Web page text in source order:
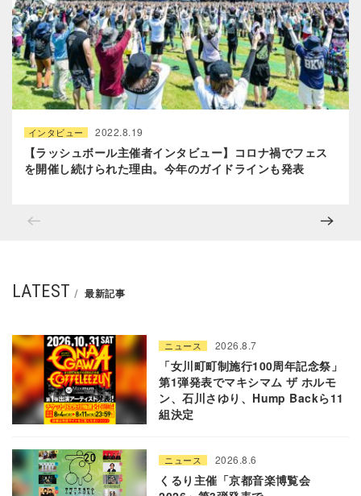
インタビュー 2022.8.19
【ラッシュボール主催者インタビュー】コロナ禍でフェス
を開催し続けられた理由。今年のガイドラインも発表
LATEST 最新記事
ニュース 2026.8.7
「女川町町制施行100周年記念祭」
第1弾発表でマキシマム ザ ホルモ
ン、石川さゆり、Hump Backら11
組決定
ニュース 2026.8.6
くるり主催「京都音楽博覧会